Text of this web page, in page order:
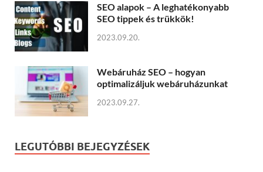
SEO alapok – A leghatékonyabb
SEO tippek és trükkök!
2023.09.20.
Webáruház SEO – hogyan
optimalizáljuk webáruházunkat
2023.09.27.
LEGUTÓBBI BEJEGYZÉSEK